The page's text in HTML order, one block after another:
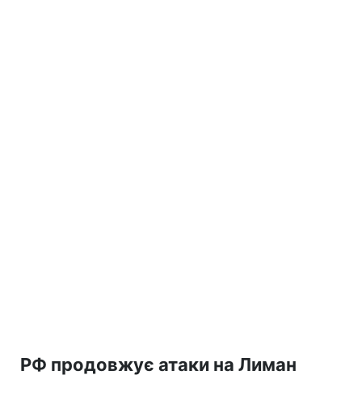
РФ продовжує атаки на Лиман